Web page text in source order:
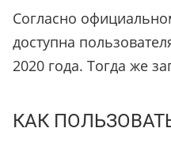
Согласно
доступна
2020 года. Тогда же
КАК